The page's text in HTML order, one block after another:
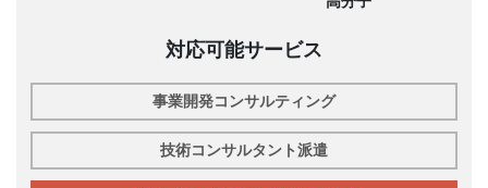
対応可能サービス
事業開発コンサルティング
技術コンサルタント派遣